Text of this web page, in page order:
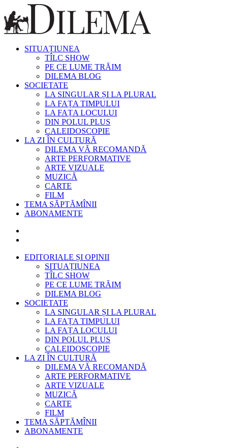
SITUAȚIUNEA
TÎLC SHOW
PE CE LUME TRĂIM
DILEMA BLOG
SOCIETATE
LA SINGULAR ȘI LA PLURAL
LA FAȚA TIMPULUI
LA FAȚA LOCULUI
DIN POLUL PLUS
CALEIDOSCOPIE
LA ZI ÎN CULTURĂ
DILEMA VĂ RECOMANDĂ
ARTE PERFORMATIVE
ARTE VIZUALE
MUZICĂ
CARTE
FILM
TEMA SĂPTĂMÎNII
ABONAMENTE
EDITORIALE ȘI OPINII
SITUAȚIUNEA
TÎLC SHOW
PE CE LUME TRĂIM
DILEMA BLOG
SOCIETATE
LA SINGULAR ȘI LA PLURAL
LA FAȚA TIMPULUI
LA FAȚA LOCULUI
DIN POLUL PLUS
CALEIDOSCOPIE
LA ZI ÎN CULTURĂ
DILEMA VĂ RECOMANDĂ
ARTE PERFORMATIVE
ARTE VIZUALE
MUZICĂ
CARTE
FILM
TEMA SĂPTĂMÎNII
ABONAMENTE